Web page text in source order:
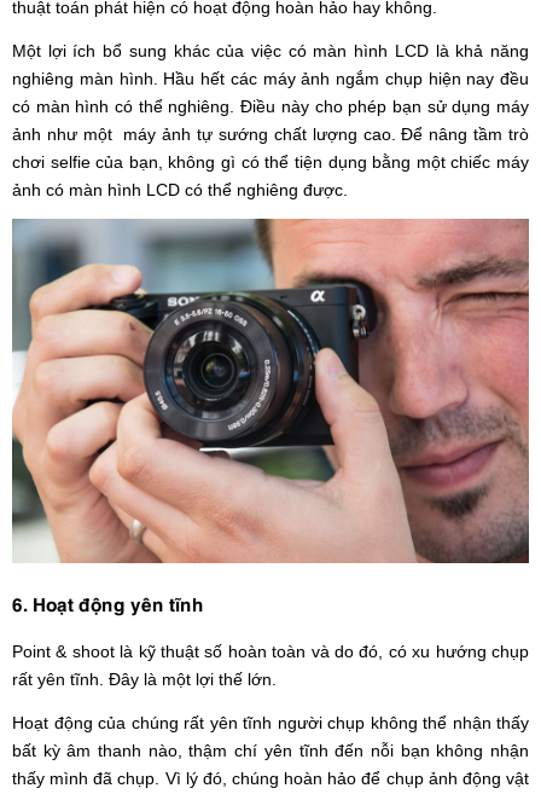
thuật toán phát hiện có hoạt động hoàn hảo hay không.
Một lợi ích bổ sung khác của việc có màn hình LCD là khả năng
nghiêng màn hình. Hầu hết các máy ảnh ngắm chụp hiện nay đều
có màn hình có thể nghiêng. Điều này cho phép bạn sử dụng máy
ảnh như một máy ảnh tự sướng chất lượng cao. Để nâng tầm trò
chơi selfie của bạn, không gì có thể tiện dụng bằng một chiếc máy
ảnh có màn hình LCD có thể nghiêng được.
6. Hoạt động yên tĩnh
Point & shoot là kỹ thuật số hoàn toàn và do đó, có xu hướng chụp
rất yên tĩnh. Đây là một lợi thế lớn.
Hoạt động của chúng rất yên tĩnh người chụp không thể nhận thấy
bất kỳ âm thanh nào, thậm chí yên tĩnh đến nỗi bạn không nhận
thấy mình đã chụp. Vì lý đó, chúng hoàn hảo để chụp ảnh động vật